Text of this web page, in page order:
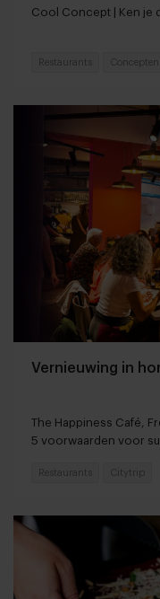
Cool Concept | Ken je
Restaurants Concepten
Vernieuwing in
The Happiness Café,
5 voorwaarden voor
Restaurants Citytrip